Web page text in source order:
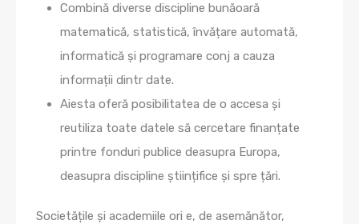
Combină diverse discipline bunăoară
matematică, statistică, învățare automată,
informatică și programare conj a cauza
informații dintr date.
Aiesta oferă posibilitatea de o accesa și
reutiliza toate datele să cercetare finanțate
printre fonduri publice deasupra Europa,
deasupra discipline științifice și spre țări.
Societățile și academiile ori e, de asemănător,